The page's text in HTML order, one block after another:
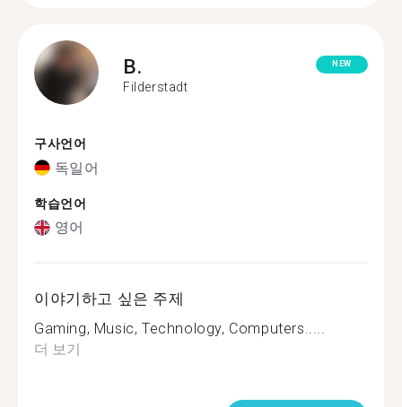
B.
Filderstadt
NEW
구사언어
독일어
학습언어
영어
이야기하고 싶은 주제
Gaming, Music, Technology, Computers.....
더 보기